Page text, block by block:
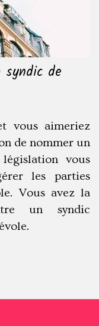
de
vous aimeriez
de nommer un
vous
les parties
Vous avez la
un syndic